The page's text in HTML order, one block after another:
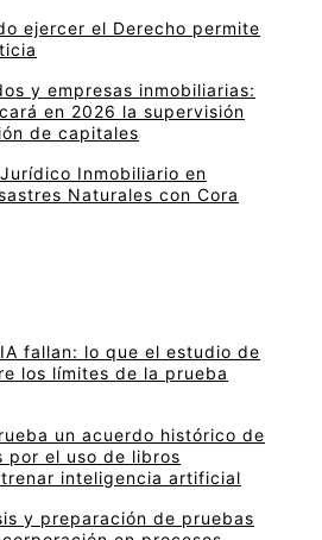
ejercer el Derecho permite
y empresas inmobiliarias:
en 2026 la supervisión
de capitales
Inmobiliario en
Naturales con Cora
fallan: lo que el estudio de
los límites de la prueba
un acuerdo histórico de
por el uso de libros
inteligencia artificial
y preparación de pruebas